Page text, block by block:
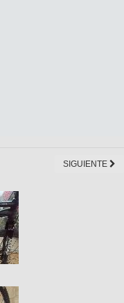
SIGUIENTE